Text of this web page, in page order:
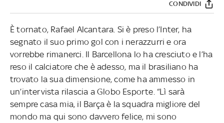
CONDIVIDI
È tornato, Rafael Alcantara. Si è preso l’Inter, ha
segnato il suo primo gol con i nerazzurri e ora
vorrebbe rimanerci. Il Barcellona lo ha cresciuto e l’ha
reso il calciatore che è adesso, ma il brasiliano ha
trovato la sua dimensione, come ha ammesso in
un’intervista rilascia a Globo Esporte. “Lì sarà
sempre casa mia, il Barça è la squadra migliore del
mondo ma qui sono davvero felice, mi sono